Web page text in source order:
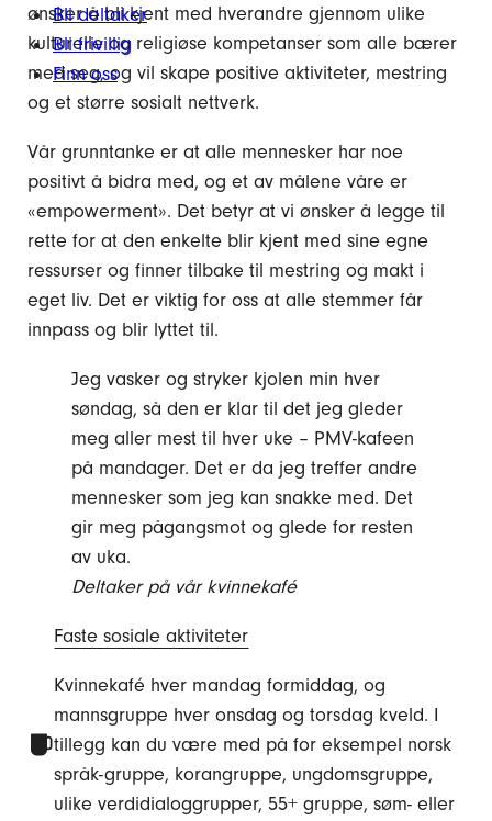
Bli deltaker
Bli frivillig
Finn oss
ønsker å bli kjent med hverandre gjennom ulike
kulturelle og religiøse kompetanser som alle bærer
med seg, og vil skape positive aktiviteter, mestring
og et større sosialt nettverk.
Vår grunntanke er at alle mennesker har noe
positivt å bidra med, og et av målene våre er
«empowerment». Det betyr at vi ønsker å legge til
rette for at den enkelte blir kjent med sine egne
ressurser og finner tilbake til mestring og makt i
eget liv. Det er viktig for oss at alle stemmer får
innpass og blir lyttet til.
Jeg vasker og stryker kjolen min hver
søndag, så den er klar til det jeg gleder
meg aller mest til hver uke – PMV-kafeen
på mandager. Det er da jeg treffer andre
mennesker som jeg kan snakke med. Det
gir meg pågangsmot og glede for resten
av uka.
Deltaker på vår kvinnekafé
Faste sosiale aktiviteter
Kvinnekafé hver mandag formiddag, og
mannsgruppe hver onsdag og torsdag kveld. I
tillegg kan du være med på for eksempel norsk
språk-gruppe, korangruppe, ungdomsgruppe,
ulike verdidialoggrupper, 55+ gruppe, søm- eller